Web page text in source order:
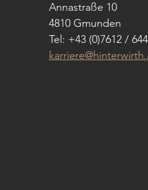
Annastraße 10
4810 Gmunden
Tel: +43 (0)7612 /